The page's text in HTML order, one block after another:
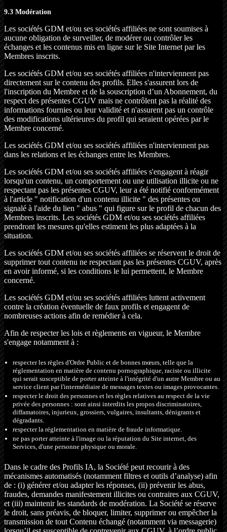
9.3 Modération
Les sociétés GDM et/ou ses sociétés affiliées ne sont soumises à
aucune obligation de surveiller, de modérer ou contrôler les
échanges et les contenus mis en ligne sur le Site Internet par les
Membres inscrits.
Les sociétés GDM et/ou ses sociétés affiliées n'interviennent pas
directement sur le contenu des profils. Elles s'assurent lors de
l'inscription du Membre et de la souscription d’un Abonnement, du
respect des présentes CGUV mais ne contrôlent pas la réalité des
informations fournies ou leur validité et n'assurent pas un contrôle
des modifications ultérieures du profil qui seraient opérées par le
Membre concerné.
Les sociétés GDM et/ou ses sociétés affiliées n'interviennent pas
dans les relations et les échanges entre les Membres.
Les sociétés GDM et/ou ses sociétés affiliées s'engagent à réagir
lorsqu'un contenu, un comportement ou une utilisation illicite ou ne
respectant pas les présentes CGUV, leur a été notifié conformément
à l'article " notification d'un contenu illicite " des présentes ou
signalé à l'aide du lien " abus " qui figure sur le profil de chacun des
Membres inscrits. Les sociétés GDM et/ou ses sociétés affiliées
prendront les mesures qu'elles estiment les plus adaptées à la
situation.
Les sociétés GDM et/ou ses sociétés affiliées se réservent le droit de
supprimer tout contenu ne respectant pas les présentes CGUV, après
en avoir informé, si les conditions le lui permettent, le Membre
concerné.
Les sociétés GDM et/ou ses sociétés affiliées luttent activement
contre la création éventuelle de faux profils et engagent de
nombreuses actions afin de remédier à cela.
Afin de respecter les lois et règlements en vigueur, le Membre
s'engage notamment à :
respecter les règles d'Ordre Public et de bonnes mœurs, telle que la
réglementation en matière de contenu pornographique, raciste ou illicite
qui serait susceptible de porter atteinte à l'intégrité d'un autre Membre ou au
service client par l'intermédiaire de messages textes ou images provocantes.
respecter le droit des personnes et les règles relatives au respect de la vie
privée des personnes : sont ainsi interdits les propos discriminatoires,
diffamatoires, injurieux, grossiers, vulgaires, insultants, dénigrants et
dégradants.
respecter la réglementation en matière de fraude informatique.
ne pas porter atteinte à l'image ou la réputation du Site internet, des
Services, d'une personne physique ou morale.
Dans le cadre des Profils IA, la Société peut recourir à des
mécanismes automatisés (notamment filtres et outils d’analyse) afin
de : (i) générer et/ou adapter les réponses, (ii) prévenir les abus,
fraudes, demandes manifestement illicites ou contraires aux CGUV,
et (iii) maintenir les standards de modération. La Société se réserve
le droit, sans préavis, de bloquer, limiter, supprimer ou empêcher la
transmission de tout Contenu échangé (notamment via messagerie)